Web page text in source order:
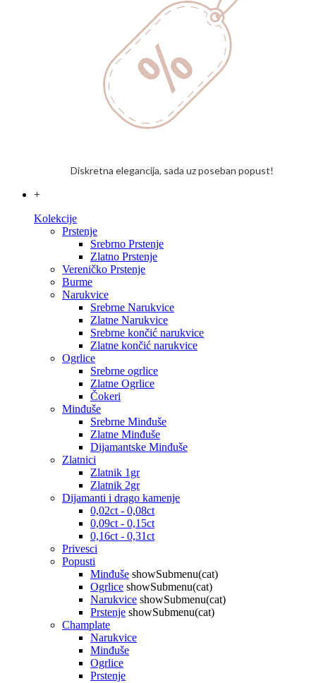
Diskretna elegancija, sada uz poseban popust!
+
Kolekcije
Prstenje
Srebrno Prstenje
Zlatno Prstenje
Vereničko Prstenje
Burme
Narukvice
Srebrne Narukvice
Zlatne Narukvice
Srebrne končić narukvice
Zlatne končić narukvice
Ogrlice
Srebrne ogrlice
Zlatne Ogrlice
Čokeri
Minđuše
Srebrne Minđuše
Zlatne Minđuše
Dijamantske Minđuše
Zlatnici
Zlatnik 1gr
Zlatnik 2gr
Dijamanti i drago kamenje
0,02ct - 0,08ct
0,09ct - 0,15ct
0,16ct - 0,31ct
Privesci
Popusti
Minđuše showSubmenu(cat)
Ogrlice showSubmenu(cat)
Narukvice showSubmenu(cat)
Prstenje showSubmenu(cat)
Champlate
Narukvice
Minđuše
Ogrlice
Prstenje